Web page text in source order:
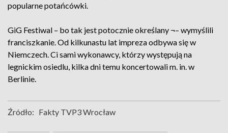
popularne potańcówki.
GiG Festiwal – bo tak jest potocznie określany ¬– wymyślili
franciszkanie. Od kilkunastu lat impreza odbywa się w
Niemczech. Ci sami wykonawcy, którzy występują na
legnickim osiedlu, kilka dni temu koncertowali m. in. w
Berlinie.
Źródło: Fakty TVP3 Wrocław